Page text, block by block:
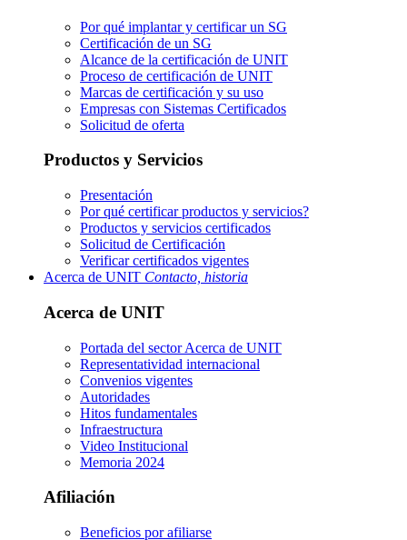
Por qué implantar y certificar un SG
Certificación de un SG
Alcance de la certificación de UNIT
Proceso de certificación de UNIT
Marcas de certificación y su uso
Empresas con Sistemas Certificados
Solicitud de oferta
Productos y Servicios
Presentación
Por qué certificar productos y servicios?
Productos y servicios certificados
Solicitud de Certificación
Verificar certificados vigentes
Acerca de UNIT Contacto, historia
Acerca de UNIT
Portada del sectorAcerca de UNIT
Representatividad internacional
Convenios vigentes
Autoridades
Hitos fundamentales
Infraestructura
Video Institucional
Memoria 2024
Afiliación
Beneficios por afiliarse